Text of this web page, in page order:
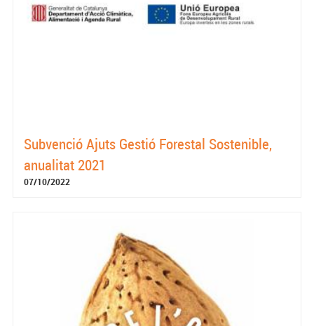
Subvenció Ajuts Gestió Forestal Sostenible,
anualitat 2021
07/10/2022